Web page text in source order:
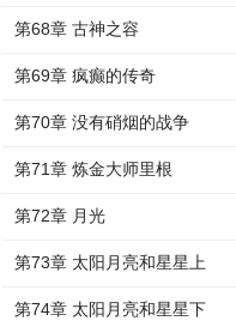
第68章 古神之容
第69章 疯癫的传奇
第70章 没有硝烟的战争
第71章 炼金大师里根
第72章 月光
第73章 太阳月亮和星星上
第74章 太阳月亮和星星下